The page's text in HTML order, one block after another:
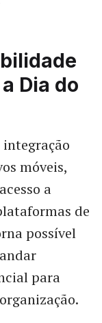
Dia do
móveis,
a
de
possível
para